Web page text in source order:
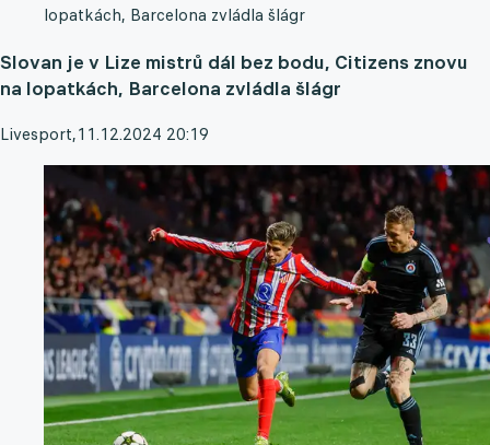
lopatkách, Barcelona zvládla šlágr
Slovan je v Lize mistrů dál bez bodu, Citizens znovu
na lopatkách, Barcelona zvládla šlágr
Livesport,11.12.2024 20:19